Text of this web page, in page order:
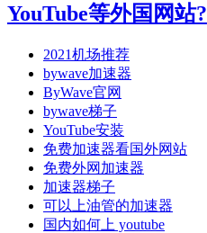
YouTube等外国网站?
2021机场推荐
bywave加速器
ByWave官网
bywave梯子
YouTube安装
免费加速器看国外网站
免费外网加速器
加速器梯子
可以上油管的加速器
国内如何上 youtube